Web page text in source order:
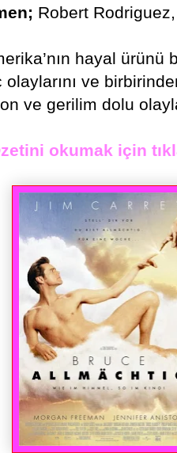
Robert
hayal ürünü
olaylarını ve
ve gerilim dolu
okumak için